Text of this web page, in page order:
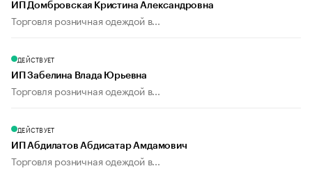
ИП Домбровская Кристина Александровна
Торговля розничная одеждой в...
ДЕЙСТВУЕТ
ИП Забелина Влада Юрьевна
Торговля розничная одеждой в...
ДЕЙСТВУЕТ
ИП Абдилатов Абдисатар Амдамович
Торговля розничная одеждой в...